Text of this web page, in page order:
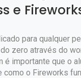
e
para qualquer
zero através do
é importante que o
como o Fireworks